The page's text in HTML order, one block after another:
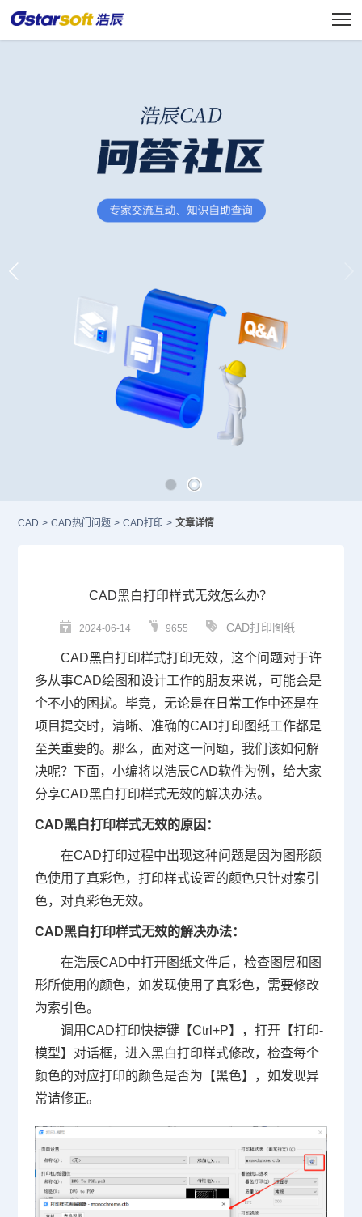
CAD > CAD热门问题 > CAD打印 > 文章详情
CAD黑白打印样式无效怎么办？
2024-06-14 9655 CAD打印图纸
CAD黑白打印样式打印无效，这个问题对于许
多从事CAD绘图和设计工作的朋友来说，可能会是
个不小的困扰。毕竟，无论是在日常工作中还是在
项目提交时，清晰、准确的CAD打印 图纸工作都是
至关重要的。那么，面对这一问题，我们该如何解
决呢？下面，小编将以浩辰CAD软件为例，给大家
分享CAD黑白打印样式无效的解决办法。
CAD黑白打印样式无效的原因：
在CAD打印过程中出现这种问题是因为图形颜
色使用了真彩色，打印样式设置的颜色只针对索引
色，对真彩色无效。
CAD黑白打印样式无效的解决办法：
在浩辰CAD中打开图纸文件后，检查图层和图
形所使用的颜色，如发现使用了真彩色，需要修改
为索引色。
调用CAD打印快捷键【Ctrl+P】，打开【打印-
模型】对话框，进入黑白打印样式修改，检查每个
颜色的对应打印的颜色是否为【黑色】，如发现异
常请修正。